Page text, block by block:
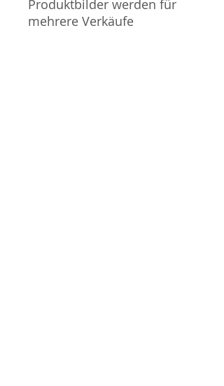
Produktbilder werden für
mehrere Verkäufe